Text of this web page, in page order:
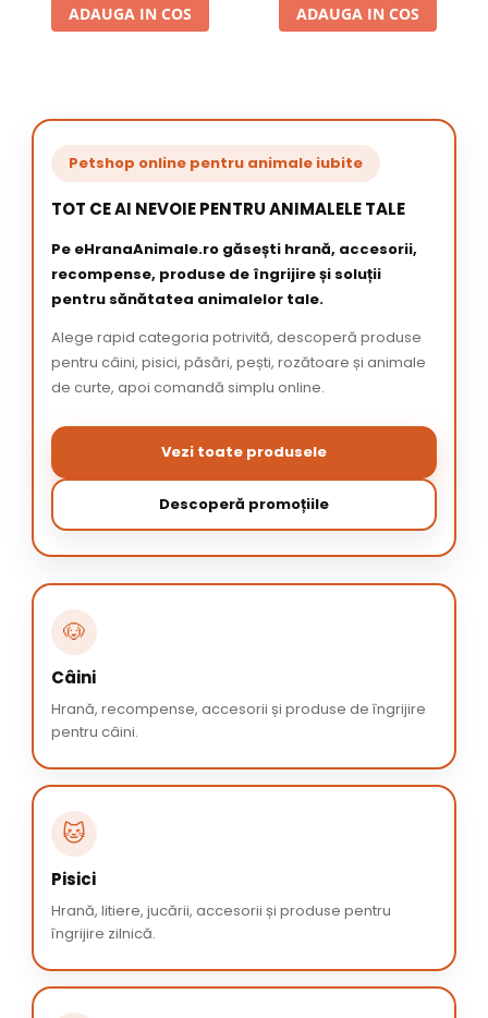
ADAUGA IN COS ADAUGA IN COS
Petshop online pentru animale iubite
TOT CE AI NEVOIE PENTRU ANIMALELE TALE
Pe eHranaAnimale.ro găsești hrană, accesorii,
recompense, produse de îngrijire și soluții
pentru sănătatea animalelor tale.
Alege rapid categoria potrivită, descoperă produse
pentru câini, pisici, păsări, pești, rozătoare și animale
de curte, apoi comandă simplu online.
Vezi toate produsele
Descoperă promoțiile
🐶
Câini
Hrană, recompense, accesorii și produse de îngrijire
pentru câini.
🐱
Pisici
Hrană, litiere, jucării, accesorii și produse pentru
îngrijire zilnică.